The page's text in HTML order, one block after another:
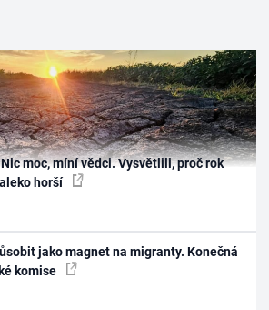
moc, míní vědci. Vysvětlili, proč rok
horší
jako magnet na migranty. Konečná
komise